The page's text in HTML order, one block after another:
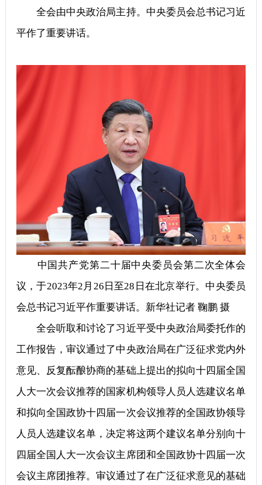
全会由中央政治局主持。中央委员会总书记习近
平作了重要讲话。
中国共产党第二十届中央委员会第二次全体会
议，于2023年2月26日至28日在北京举行。中央委员
会总书记习近平作重要讲话。新华社记者 鞠鹏 摄
全会听取和讨论了习近平受中央政治局委托作的
工作报告，审议通过了中央政治局在广泛征求党内外
意见、反复酝酿协商的基础上提出的拟向十四届全国
人大一次会议推荐的国家机构领导人员人选建议名单
和拟向全国政协十四届一次会议推荐的全国政协领导
人员人选建议名单，决定将这两个建议名单分别向十
四届全国人大一次会议主席团和全国政协十四届一次
会议主席团推荐。审议通过了在广泛征求意见的基础